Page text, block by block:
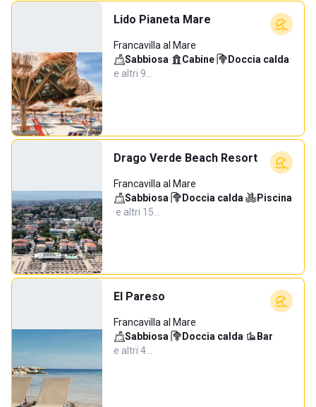
Lido Pianeta Mare
Francavilla al Mare
Sabbiosa· Cabine· Doccia calda·
e altri 9…
Drago Verde Beach Resort
Francavilla al Mare
Sabbiosa· Doccia calda·
Piscina
·e altri 15…
El Pareso
Francavilla al Mare
Sabbiosa· Doccia calda· Bar·
e altri 4…